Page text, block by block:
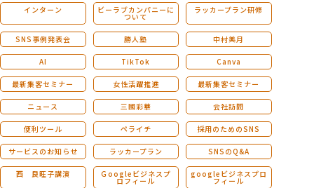
インターン ビーラブカンパニーに
ついて
ラッカープラン研修
SNS事例発表会 勝人塾 中村美月
AI TikTok Canva
最新集客セミナー 女性活躍推進 最新集客セミナー
ニュース 三國彩華 会社訪問
便利ツール ペライチ 採用のためのSNS
サービスのお知らせ ラッカープラン SNSのQ&A
西 良旺子講演 Ｇoogleビジネスプ
ロフィール
googleビジネスプロ
フィール